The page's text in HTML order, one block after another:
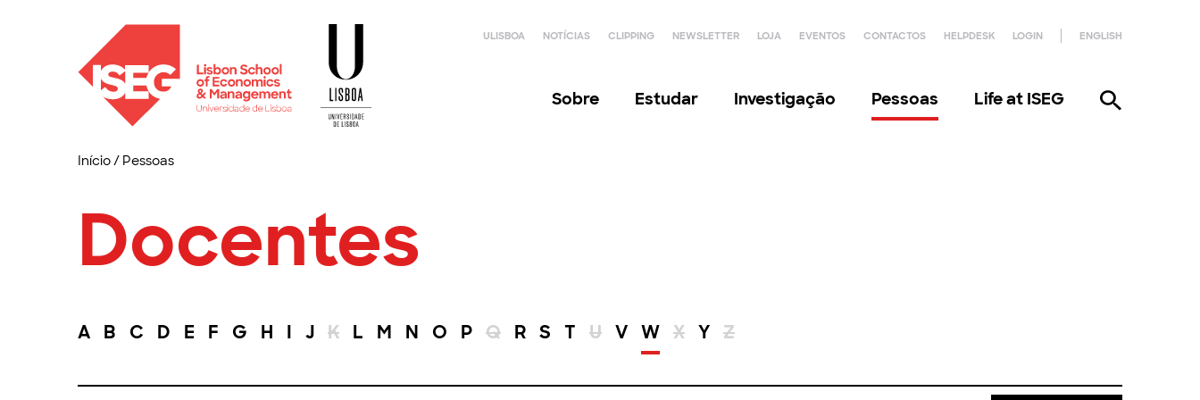
ULISBOA NOTÍCIAS CLIPPING NEWSLETTER LOJA EVENTOS CONTACTOS HELPDESK LOGIN ENGLISH
Sobre Estudar Investigação Pessoas Life at ISEG
Início/ Pessoas
Docentes
A B C D E F G H I J K L M N O P Q R S T U V W X Y Z